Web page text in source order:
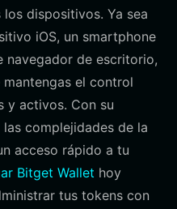
dispositivos. Ya sea
iOS, un smartphone
navegador de escritorio,
el control
y activos. Con su
complejidades de la
acceso rápido a tu
Bitget Wallet hoy
tus tokens con